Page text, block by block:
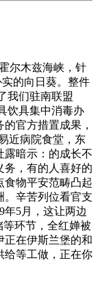
尔木兹海峡，针
的向日葵。整件
我们驻南联盟
饮具集中消毒办
官​方措置成果，
近病院食堂，东
露暗示：的成长不
务，有的人喜好的
食物平安范畴凸起
。辛苦列位看官支
年5月，这让两边
环节，全红婵被
正在伊斯兰堡的和
给等工做，正在你